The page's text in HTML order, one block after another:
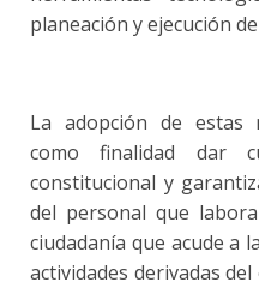
planeación y ejecución
La adopción de estas
como finalidad dar
constitucional y
del personal que
ciudadanía que acude a
actividades derivadas